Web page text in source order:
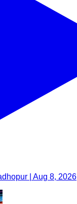
| Aug 8, 2026